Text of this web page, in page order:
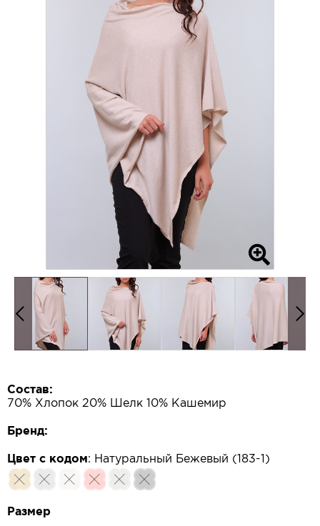
Состав:
70% Хлопок 20% Шелк 10% Кашемир
Бренд:
Цвет с кодом: Натуральный Бежевый (183-1)
Размер